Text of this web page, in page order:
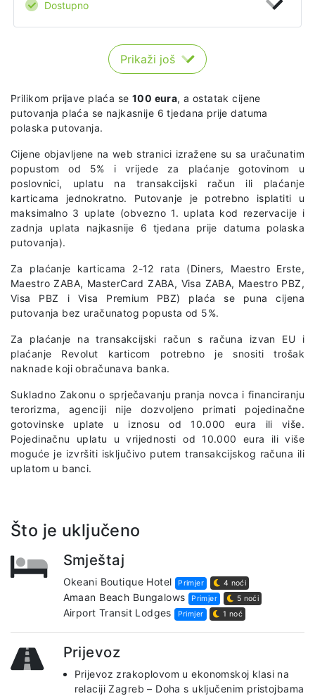
Dostupno
Prikaži još
Prilikom prijave plaća se 100 eura, a ostatak cijene
putovanja plaća se najkasnije 6 tjedana prije datuma
polaska putovanja.
Cijene objavljene na web stranici izražene su sa uračunatim
popustom od 5% i vrijede za plaćanje gotovinom u
poslovnici, uplatu na transakcijski račun ili plaćanje
karticama jednokratno. Putovanje je potrebno isplatiti u
maksimalno 3 uplate (obvezno 1. uplata kod rezervacije i
zadnja uplata najkasnije 6 tjedana prije datuma polaska
putovanja).
Za plaćanje karticama 2-12 rata (Diners, Maestro Erste,
Maestro ZABA, MasterCard ZABA, Visa ZABA, Maestro PBZ,
Visa PBZ i Visa Premium PBZ) plaća se puna cijena
putovanja bez uračunatog popusta od 5%.
Za plaćanje na transakcijski račun s računa izvan EU i
plaćanje Revolut karticom potrebno je snositi trošak
naknade koji obračunava banka.
Sukladno Zakonu o sprječavanju pranja novca i financiranju
terorizma, agenciji nije dozvoljeno primati pojedinačne
gotovinske uplate u iznosu od 10.000 eura ili više.
Pojedinačnu uplatu u vrijednosti od 10.000 eura ili više
moguće je izvršiti isključivo putem transakcijskog računa ili
uplatom u banci.
Što je uključeno
Smještaj
Okeani Boutique Hotel Primjer 4 noći
Amaan Beach Bungalows Primjer 5 noći
Airport Transit Lodges Primjer 1 noć
Prijevoz
Prijevoz zrakoplovom u ekonomskoj klasi na
relaciji Zagreb – Doha s uključenim pristojbama